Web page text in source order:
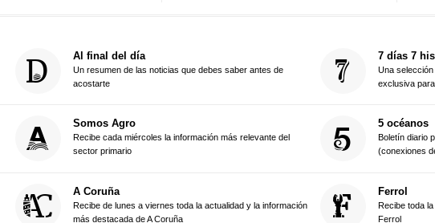
Al final del día
Un resumen de las noticias que debes saber antes de
acostarte
7 días 7
Una selección
exclusiva
Somos Agro
Recibe cada miércoles la información más relevante del
sector primario
5 océanos
Boletín diario
(conexiones
A Coruña
Recibe de lunes a viernes toda la actualidad y la información
más destacada de A Coruña
Ferrol
Recibe toda
Ferrol